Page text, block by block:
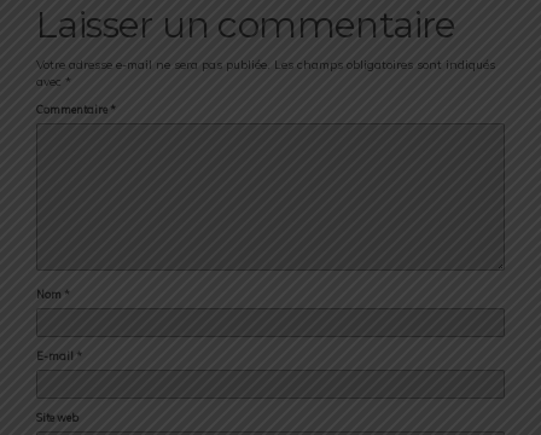
Laisser un commentaire
Votre adresse e-mail ne sera pas publiée. Les champs obligatoires sont indiqués
avec *
Commentaire *
Nom *
E-mail *
Site web